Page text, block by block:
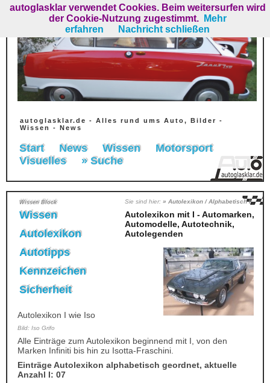
autoglasklar.de - Alles rund ums Auto, Bilder -
Wissen - News
Start News Wissen
Motorsport
Visuelles
» Suche
Wissen Block
Wissen
Autolexikon
Autotipps
Kennzeichen
Sicherheit
Sie sind hier: » Autolexikon / Alphabetisch I
Autolexikon mit I - Automarken,
Automodelle, Autotechnik,
Autolegenden
Autolexikon I wie Iso
Bild: Iso Grifo
Alle Einträge zum Autolexikon beginnend mit I, von den
Marken Infiniti bis hin zu Isotta-Fraschini.
Einträge Autolexikon alphabetisch geordnet, aktuelle
Anzahl I: 07
autoglasklar verwendet Cookies. Beim weitersurfen wird
der Cookie-Nutzung zugestimmt.
Mehr
erfahren
Nachricht schließen